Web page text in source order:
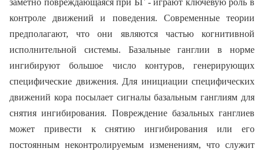
заметно повреждающаяся при БГ - играют ключевую роль в
контроле движений и поведения. Современные теории
предполагают, что они являются частью когнитивной
исполнительной системы. Базальные ганглии в норме
ингибируют большое число контуров, генерирующих
специфические движения. Для инициации специфических
движений кора посылает сигналы базальным ганглиям для
снятия ингибирования. Повреждение базальных ганглиев
может привести к снятию ингибирования или его
постоянным неконтролируемым изменениям, что служит